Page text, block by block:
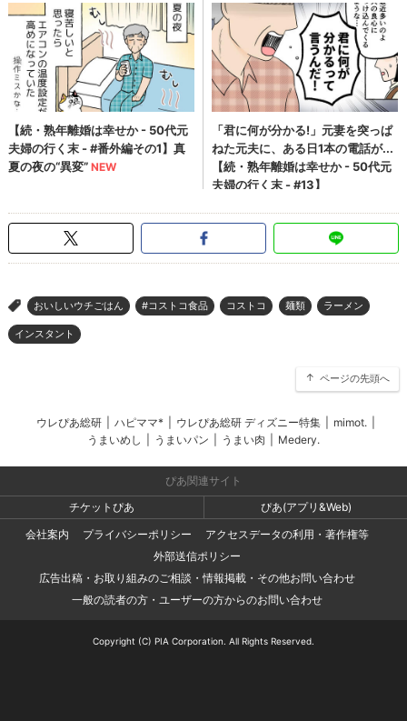
> おいしいウチごはん #コストコ食品 コストコ 麺類 ラーメン
インスタント
ページの先頭へ
ウレぴあ総研 ハピママ* ウレぴあ総研 ディズニー特集 mimot.
うまいめし
うまいパン うまい肉 Medery.
ぴあ関連サイト
チケットぴあ
ぴあ(アプリ&Web)
会社案内
プライバシーポリシー
アクセスデータの利用・著作権等
外部送信ポリシー
広告出稿・お取り組みのご相談・情報掲載・その他お問い合わせ
一般の読者の方・ユーザーの方からのお問い合わせ
Copyright (C) PIA Corporation. All Rights Reserved.